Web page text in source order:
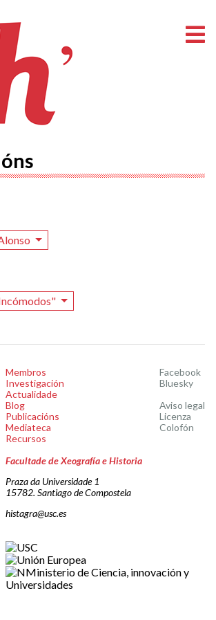
Membros
Investigación
Actualidade
Blog
Publicacións
Mediateca
Recursos
Facebook
Bluesky
Aviso legal
Licenza
Colofón
Facultade de Xeografía e Historia
Praza da Universidade 1
15782. Santiago de Compostela
histagra@usc.es